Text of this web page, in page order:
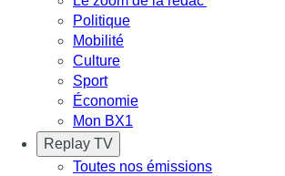
Politique
Mobilité
Culture
Sport
Économie
Mon BX1
Replay TV
Toutes nos émissions